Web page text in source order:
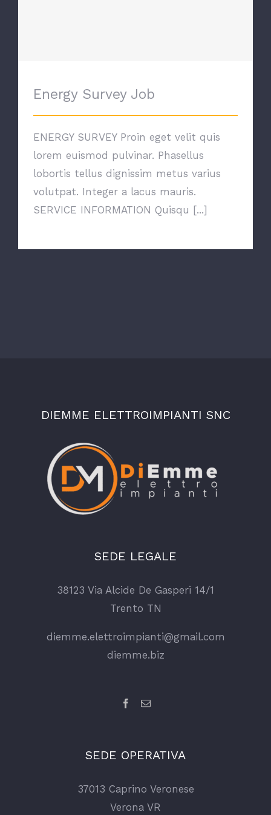
Energy Survey Job
ENERGY SURVEY Proin eget velit quis
lorem euismod pulvinar. Phasellus
lobortis tellus dignissim metus varius
volutpat. Integer a lacus mauris.
SERVICE INFORMATION Quisqu [...]
DIEMME ELETTROIMPIANTI SNC
SEDE LEGALE
38123 Via Alcide De Gasperi 14/1
Trento TN
diemme.elettroimpianti@gmail.com
diemme.biz
SEDE OPERATIVA
37013 Caprino Veronese
Verona VR